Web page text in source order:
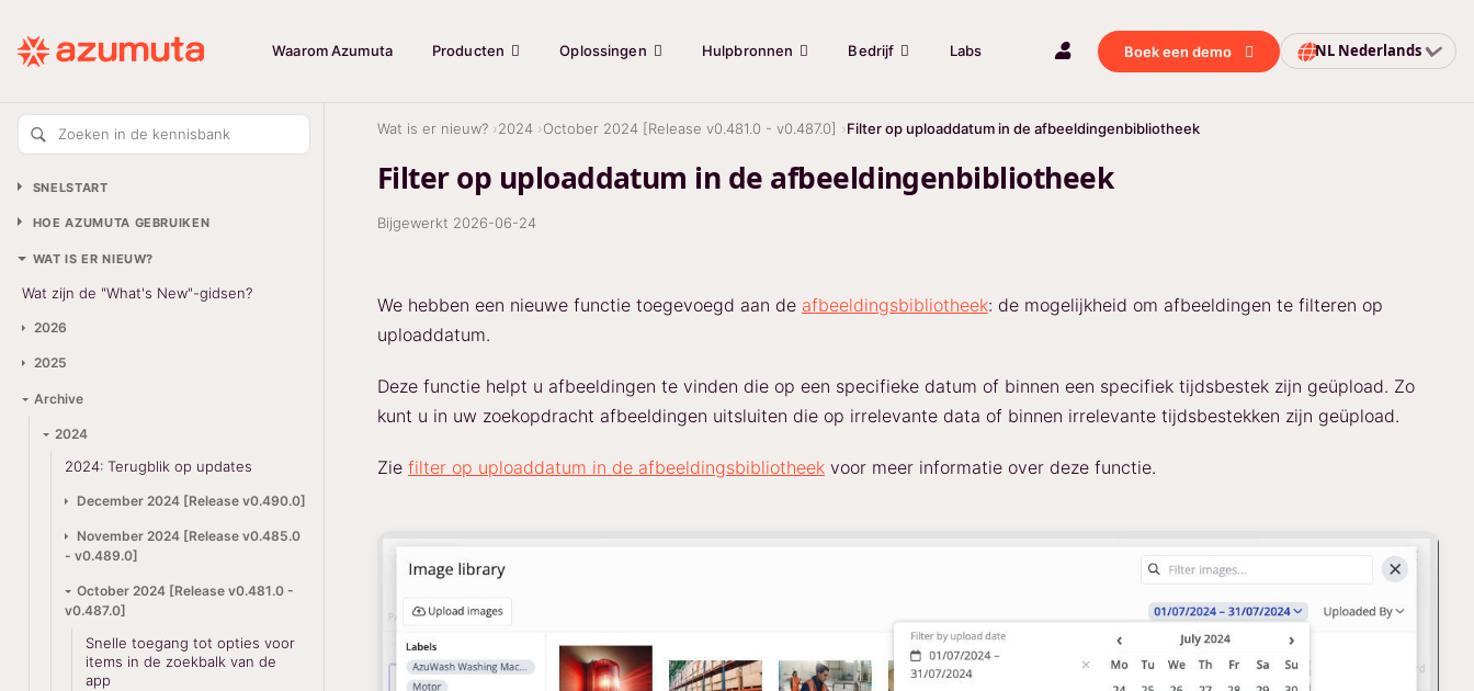
Waarom Azumuta Producten Oplossingen Hulpbronnen Bedrijf Labs Boek een demo NL Nederlands
Zoeken in de kennisbank
SNELSTART
HOE AZUMUTA GEBRUIKEN
WAT IS ER NIEUW?
Wat zijn de "What's New"-gidsen?
2026
2025
Archive
2024
2024: Terugblik op updates
December 2024 [Release v0.490.0]
November 2024 [Release v0.485.0
- v0.489.0]
October 2024 [Release v0.481.0 -
v0.487.0]
Snelle toegang tot opties voor
items in de zoekbalk van de
app
Wat is er nieuw? 2024 October 2024 [Release v0.481.0 - v0.487.0] Filter op uploaddatum in de afbeeldingenbibliotheek
Filter op uploaddatum in de afbeeldingenbibliotheek
Bijgewerkt 2026-06-24
We hebben een nieuwe functie toegevoegd aan de afbeeldingsbibliotheek: de mogelijkheid om afbeeldingen te filteren op
uploaddatum.
Deze functie helpt u afbeeldingen te vinden die op een specifieke datum of binnen een specifiek tijdsbestek zijn geüpload. Zo
kunt u in uw zoekopdracht afbeeldingen uitsluiten die op irrelevante data of binnen irrelevante tijdsbestekken zijn geüpload.
Zie filter op uploaddatum in de afbeeldingsbibliotheek voor meer informatie over deze functie.